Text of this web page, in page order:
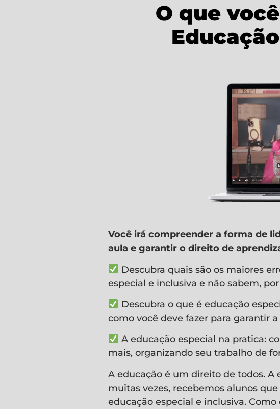
O que
Você irá compreender a forma de
aula e garantir o direito de
Descubra quais são os maiores
especial e inclusiva e não sabem,
Descubra o que é educação
como você deve fazer para garantir
A educação especial na pratica:
mais, organizando seu trabalho de
A educação é um direito de todos. A
muitas vezes, recebemos alunos
educação especial e inclusiva.